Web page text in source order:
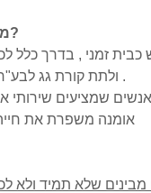
מהי אומנה?
זמני , בדרך כלל
ולתת קורת גג לבע"ח בצרה עד למציאת בית קבע .
מבינים שלא תמיד ולא